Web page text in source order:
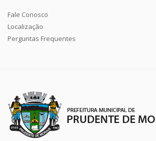
Fale Conosco
Localização
Perguntas Frequentes